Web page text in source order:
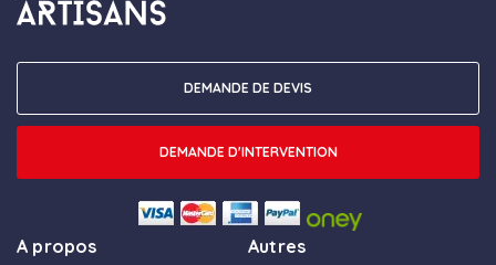
A propos Autres
DEMANDE DE DEVIS
DEMANDE D'INTERVENTION